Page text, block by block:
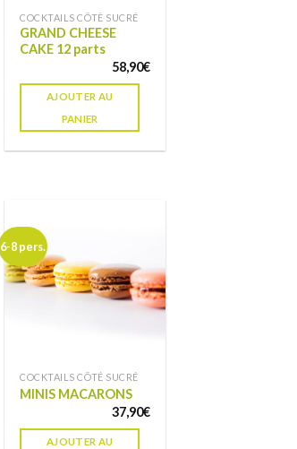
COCKTAILS CÔTÉ SUCRÉ
GRAND CHEESE
CAKE 12 parts
58,90€
AJOUTER AU
PANIER
6-8 pers.
à ma
liste de
souhaits
COCKTAILS CÔTÉ SUCRÉ
MINIS MACARONS
37,90€
AJOUTER AU